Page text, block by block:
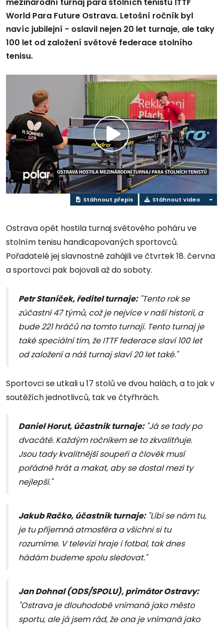
mezinárodní turnaj para stolních tenistů ITTF
World Para Future Ostrava. Letošní ročník byl
navíc jubilejní - oslavil nejen 20 let turnaje, ale taky
100 let od založení světové federace stolního
tenisu.
Přehrát
video
Stáhnout přepis Stáhnout video
Ostrava opět hostila turnaj světového poháru ve
stolním tenisu handicapovaných sportovců.
Pořadatelé jej slavnostně zahájili ve čtvrtek 18. června
a sportovci pak bojovali až do soboty.
Petr Staníček, ředitel turnaje:"Tento rok se
zúčastní 47 týmů, což je nejvíce v naší historii, a
bude 221 hráčů na tomto turnaji. Tento turnaj je
také speciální tím, že ITTF federace slaví 100 let
od založení a náš turnaj slaví 20 let také."
Sportovci se utkali u 17 stolů ve dvou halách, a to jak v
soutěžích jednotlivců, tak ve čtyřhrách.
Daniel Horut, účastník turnaje:"Já se tady po
dvacáté. Každým ročníkem se to zkvalitňuje.
Jsou tady kvalitnější soupeři a člověk musí
pořádně hrát a makat, aby se dostal mezi ty
nejlepší."
Jakub Račko, účastník turnaje:"Líbí se nám tu,
je tu příjemná atmosféra a všichni si tu
rozumíme. V televizi hraje i fotbal, tak dnes
hádám budeme spolu sledovat."
Jan Dohnal (ODS/SPOLU), primátor Ostravy:
"Ostrava je dlouhodobě vnímaná jako město
sportu, ale já jsem rád, že ona je vnímaná jako